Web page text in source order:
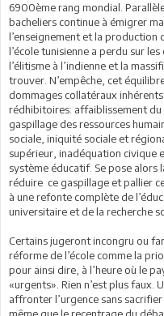
6900ème rang mondial.
bacheliers continue à émigrer
l’enseignement et la production
l’école tunisienne a perdu sur
l’élitisme à l’indienne et la
trouver. N’empêche, cet
dommages collatéraux
rédhibitoires: affaiblissement
gaspillage des ressources
sociale, iniquité sociale et
supérieur, inadéquation civique
système éducatif. Se pose
réduire ce gaspillage et pallier
à une refonte complète de
universitaire et de la recherche
Certains jugeront incongru ou
réforme de l’école comme la
pour ainsi dire, à l’heure où le
«urgents». Rien n’est plus
affronter l’urgence sans